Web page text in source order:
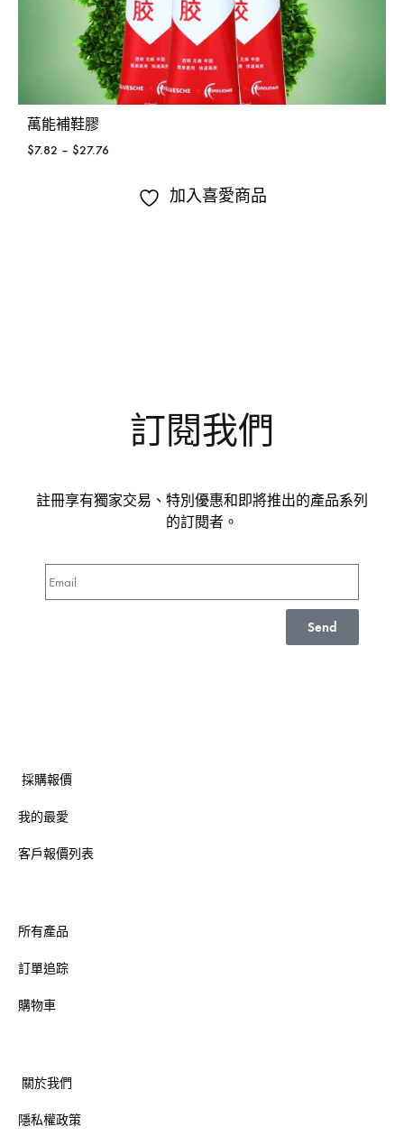
萬能補鞋膠
$7.82 – $27.76
加入喜愛商品
訂閱我們
註冊享有獨家交易、特別優惠和即將推出的產品系列
的訂閱者。
Send
採購報價
我的最愛
客戶報價列表
所有產品
訂單追踪
購物車
關於我們
隱私權政策